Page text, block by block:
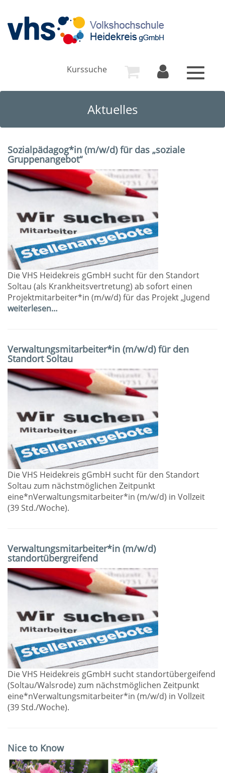
Kurssuche
Toggle
Aktuelles
Sozialpädagog*in (m/w/d) für das „soziale
Gruppenangebot“
Die VHS Heidekreis gGmbH sucht für den Standort
Soltau (als Krankheitsvertretung) ab sofort einen
Projektmitarbeiter*in (m/w/d) für das Projekt „Jugend
weiterlesen…
Verwaltungsmitarbeiter*in (m/w/d) für den
Standort Soltau
Die VHS Heidekreis gGmbH sucht für den Standort
Soltau zum nächstmöglichen Zeitpunkt
eine*nVerwaltungsmitarbeiter*in (m/w/d) in Vollzeit
(39 Std./Woche).
Verwaltungsmitarbeiter*in (m/w/d)
standortübergreifend
Die VHS Heidekreis gGmbH sucht standortübergeifend
(Soltau/Walsrode) zum nächstmöglichen Zeitpunkt
eine*nVerwaltungsmitarbeiter*in (m/w/d) in Vollzeit
(39 Std./Woche).
Nice to Know